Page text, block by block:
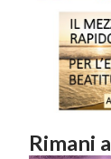
Rimani